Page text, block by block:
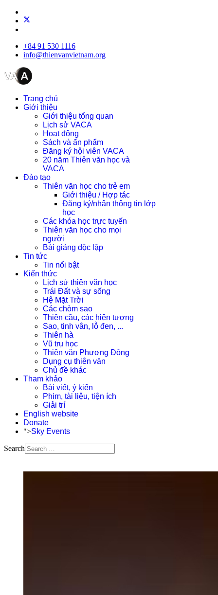
+84 91 530 1116
info@thienvanvietnam.org
Trang chủ
Giới thiệu
Giới thiệu tổng quan
Lịch sử VACA
Hoạt động
Sách và ấn phẩm
Đăng ký hội viên VACA
20 năm Thiên văn học và
VACA
Đào tạo
Thiên văn học cho trẻ em
Giới thiệu / Hợp tác
Đăng ký/nhận thông tin lớp
học
Các khóa học trực tuyến
Thiên văn học cho mọi
người
Bài giảng độc lập
Tin tức
Tin nổi bật
Kiến thức
Lịch sử thiên văn học
Trái Đất và sự sống
Hệ Mặt Trời
Các chòm sao
Thiên cầu, các hiện tượng
Sao, tinh vân, lỗ đen, ...
Thiên hà
Vũ trụ học
Thiên văn Phương Đông
Dụng cụ thiên văn
Chủ đề khác
Tham khảo
Bài viết, ý kiến
Phim, tài liệu, tiện ích
Giải trí
English website
Donate
">Sky Events
Search